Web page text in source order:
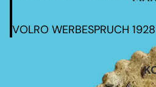
VOLRO WERBESPRUCH 1928